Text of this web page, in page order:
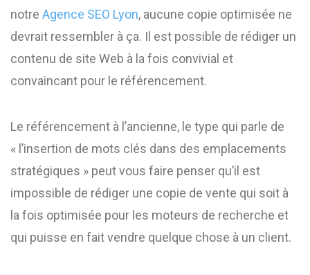
notre Agence SEO Lyon, aucune copie optimisée ne
devrait ressembler à ça. Il est possible de rédiger un
contenu de site Web à la fois convivial et
convaincant pour le référencement.
Le référencement à l’ancienne, le type qui parle de
« l’insertion de mots clés dans des emplacements
stratégiques » peut vous faire penser qu’il est
impossible de rédiger une copie de vente qui soit à
la fois optimisée pour les moteurs de recherche et
qui puisse en fait vendre quelque chose à un client.